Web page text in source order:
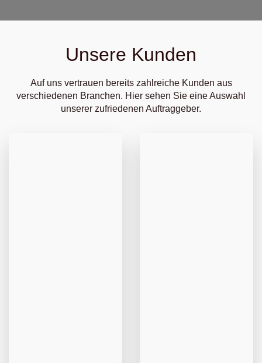
Unsere Kunden
Auf uns vertrauen bereits zahlreiche Kunden aus
verschiedenen Branchen. Hier sehen Sie eine Auswahl
unserer zufriedenen Auftraggeber.